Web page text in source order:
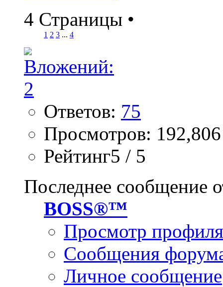
4 Страницы •
1 2 3 ... 4
Ответов: 75
Просмотров: 192,806
Рейтинг5 / 5
Последнее сообщение
BOSS®™
Просмотр профиля
Сообщения
Личное сообщение